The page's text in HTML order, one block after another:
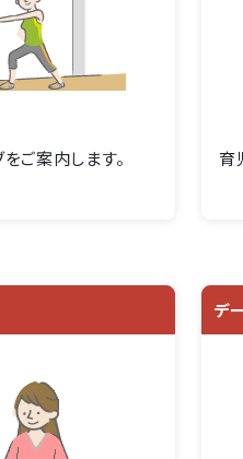
ご案内します。 育
デ